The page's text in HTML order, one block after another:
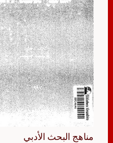
مناهج البحث الأدبي